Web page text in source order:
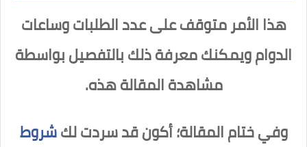
هذا الأمر متوقف على عدد الطلبات وساعات
الدوام ويمكنك معرفة ذلك بالتفصيل بواسطة
مشاهدة المقالة هذه.
وفي ختام المقالة؛ أكون قد سردت لكشروط